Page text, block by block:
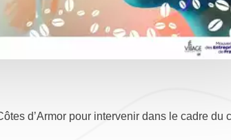
d’Armor pour intervenir dans le cadre du